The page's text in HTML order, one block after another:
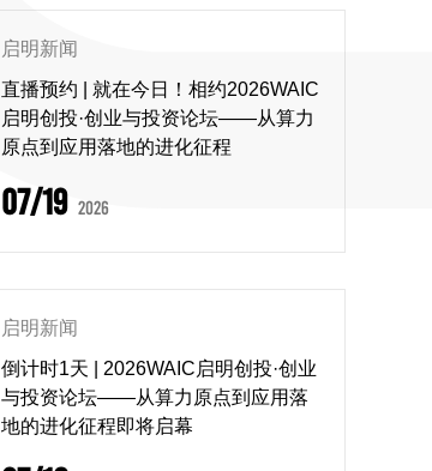
启明新闻
直播预约 | 就在今日！相约2026WAIC
启明创投·创业与投资论坛——从算力
原点到应用落地的进化征程
07/19 2026
启明新闻
倒计时1天 | 2026WAIC启明创投·创业
与投资论坛——从算力原点到应用落
地的进化征程即将启幕